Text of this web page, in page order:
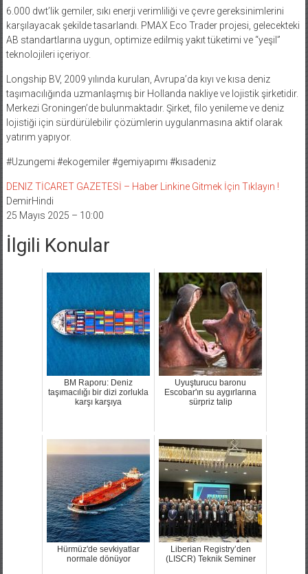
6.000 dwt’lik gemiler, sıkı enerji verimliliği ve çevre gereksinimlerini
karşılayacak şekilde tasarlandı. PMAX Eco Trader projesi, gelecekteki
AB standartlarına uygun, optimize edilmiş yakıt tüketimi ve “yeşil”
teknolojileri içeriyor.
Longship BV, 2009 yılında kurulan, Avrupa’da kıyı ve kısa deniz
taşımacılığında uzmanlaşmış bir Hollanda nakliye ve lojistik şirketidir.
Merkezi Groningen’de bulunmaktadır. Şirket, filo yenileme ve deniz
lojistiği için sürdürülebilir çözümlerin uygulanmasına aktif olarak
yatırım yapıyor.
#Uzungemi #ekogemiler #gemiyapımı #kısadeniz
DENIZ TİCARET GAZETESİ – Haber Linkine Gitmek İçin Tıklayın !
DemirHindi
25 Mayıs 2025 – 10:00
İlgili Konular
BM Raporu: Deniz
taşımacılığı bir dizi zorlukla
karşı karşıya
Uyuşturucu baronu
Escobar'ın su aygırlarına
sürpriz talip
Hürmüz'de sevkiyatlar
normale dönüyor
Liberian Registry’den
(LISCR) Teknik Seminer